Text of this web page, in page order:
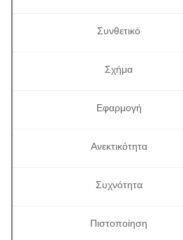
Συνθετικό
Σχήμα
Εφαρμογή
Ανεκτικότητα
Συχνότητα
Πιστοποίηση